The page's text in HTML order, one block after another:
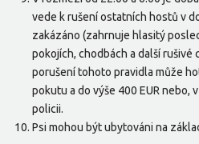
vede k rušení ostatních hostů v
zakázáno (zahrnuje hlasitý
pokojích, chodbách a další rušivé
porušení tohoto pravidla může
pokutu a do výše 400 EUR nebo,
policii.
Psi mohou být ubytováni na